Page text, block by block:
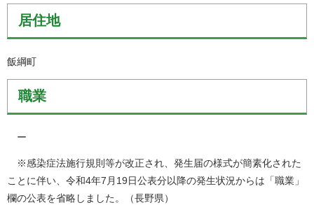
居住地
飯綱町
職業
ー
※感染症法施行規則等が改正され、発生届の様式が簡素化された
ことに伴い、令和4年7月19日公表分以降の発生状況からは「職業」
欄の公表を省略しました。（長野県）